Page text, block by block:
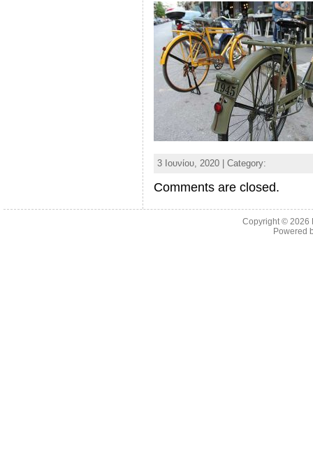
3 Ιουνίου, 2020 | Category:
Comments are closed.
Copyright © 2026
Powered